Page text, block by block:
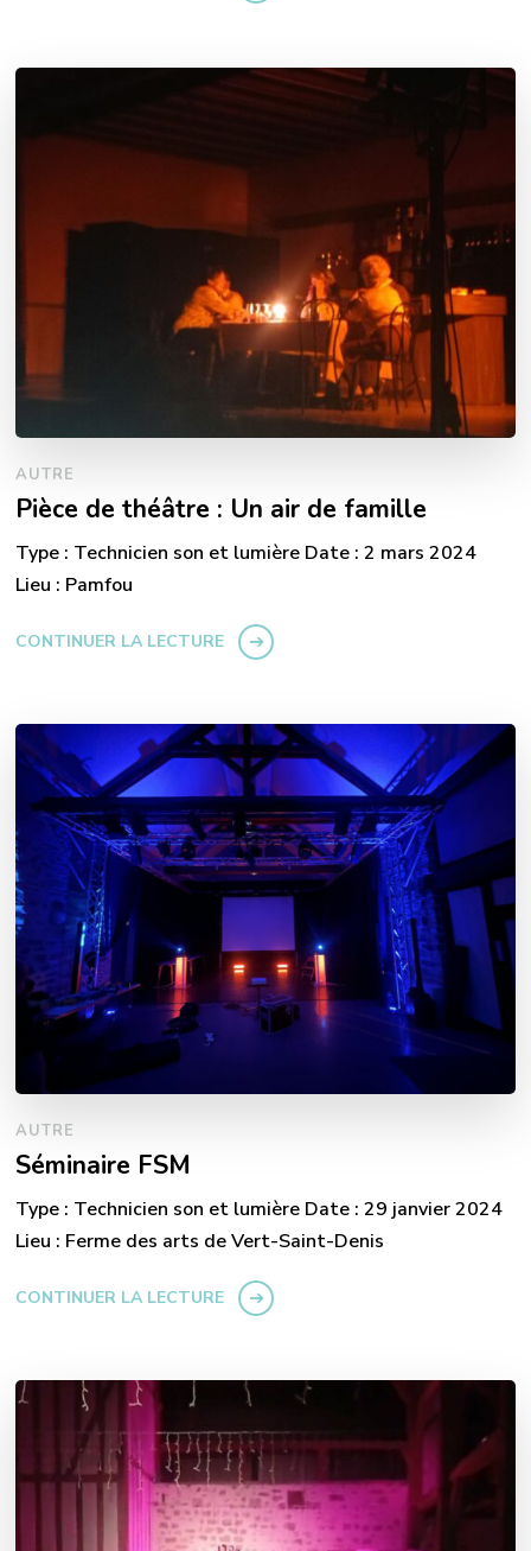
AUTRE
Pièce de théâtre : Un air de famille
Type : Technicien son et lumière Date : 2 mars 2024
Lieu : Pamfou
CONTINUER LA LECTURE
AUTRE
Séminaire FSM
Type : Technicien son et lumière Date : 29 janvier 2024
Lieu : Ferme des arts de Vert-Saint-Denis
CONTINUER LA LECTURE